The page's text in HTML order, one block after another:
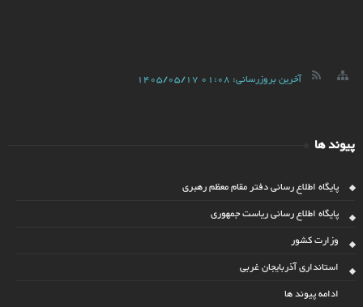
آخرین بروزرسانی: 1405/05/17 01:08
پیوند ها
پایگاه اطلاع رسانی دفتر مقام معظم رهبری
پایگاه اطلاع رسانی ریاست جمهوری
وزارت کشور
استانداری آذربایجان غربی
ادامه پیوند ها